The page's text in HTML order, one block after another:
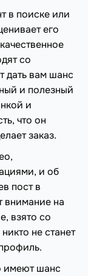
в поиске или
его
со
дать вам шанс
и полезный
и
что он
заказ.
и об
пост в
внимание на
взято со
не станет
имеют шанс